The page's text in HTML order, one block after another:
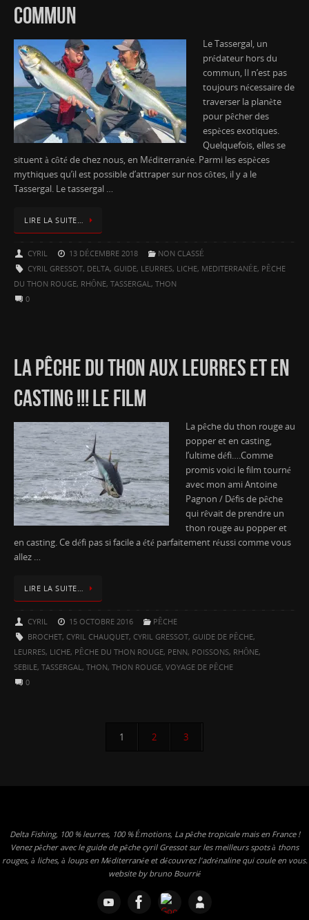
COMMUN
Le Tassergal, un
prédateur hors du
commun, Il n’est pas
toujours nécessaire de
traverser la planète
pour pêcher des
espèces exotiques.
Quelquefois, elles se
situent à côté de chez nous, en Méditerranée. Parmi les espèces
mythiques qu’il est possible d’attraper sur nos côtes, il y a le
Tassergal. Le tassergal …
LIRE LA SUITE…
CYRIL 13 DÉCEMBRE 2018
NON CLASSÉ
CYRIL GRESSOT, DELTA, GUIDE, LEURRES, LICHE, MEDITERRANÉE, PÊCHE
DU THON ROUGE, RHÔNE, TASSERGAL , THON
0
LA PÊCHE DU THON AUX LEURRES ET EN
CASTING !!! LE FILM
La pêche du thon rouge au
popper et en casting,
l’ultime défi….Comme
promis voici le film tourné
avec mon ami Antoine
Pagnon / Défis de pêche
qui rêvait de prendre un
thon rouge au popper et
en casting. Ce défi pas si facile a été parfaitement réussi comme vous
allez …
LIRE LA SUITE…
CYRIL 15 OCTOBRE 2016
PÊCHE
BROCHET, CYRIL CHAUQUET, CYRIL GRESSOT, GUIDE DE PÊCHE,
LEURRES, LICHE, PÊCHE DU THON ROUGE, PENN, POISSONS, RHÔNE,
SEBILE, TASSERGAL , THON, THON ROUGE, VOYAGE DE PÊCHE
0
1 2 3
Delta Fishing, 100 % leurres, 100 % Émotions, La pêche tropicale mais en France !
Venez pêcher avec le guide de pêche cyril Gressot sur les meilleurs spots à thons
rouges, à liches, à loups en Méditerranée et découvrez l'adrénaline qui coule en vous.
website by bruno Bourrié